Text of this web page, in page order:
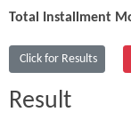
Total Installment
Result